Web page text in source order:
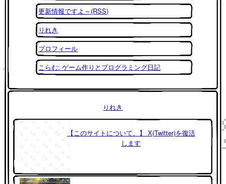
更新情報ですよ～(RSS)
りれき
プロフィール
こらむ: ゲーム作りとプログラミング日記
りれき
【このサイトについて。】 X(Twitter)を復活
します